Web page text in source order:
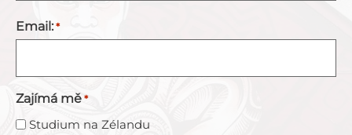
Email: *
Zajímá mě *
Studium na Zélandu